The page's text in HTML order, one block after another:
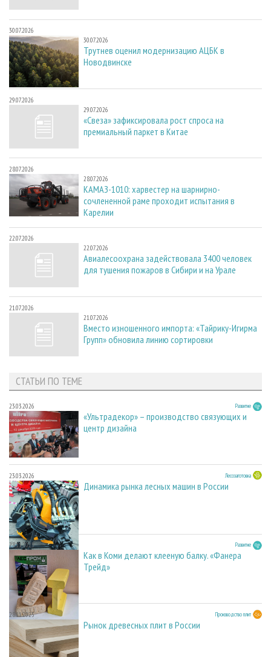
30.07.2026
30.07.2026
Трутнев оценил модернизацию АЦБК в
Новодвинске
29.07.2026
29.07.2026
«Свеза» зафиксировала рост спроса на
премиальный паркет в Китае
28.07.2026
28.07.2026
КАМАЗ-1010: харвестер на шарнирно-
сочлененной раме проходит испытания в
Карелии
22.07.2026
22.07.2026
Авиалесоохрана задействовала 3400 человек
для тушения пожаров в Сибири и на Урале
21.07.2026
21.07.2026
Вместо изношенного импорта: «Тайрику-Игирма
Групп» обновила линию сортировки
СТАТЬИ ПО ТЕМЕ
23.03.2026 Развитие
«Ультрадекор» – производство связующих и
центр дизайна
23.03.2026 Лесозаготовка
Динамика рынка лесных машин в России
28.11.2025 Развитие
Как в Коми делают клееную балку. «Фанера
Трейд»
28.11.2025 Производство плит
Рынок древесных плит в России